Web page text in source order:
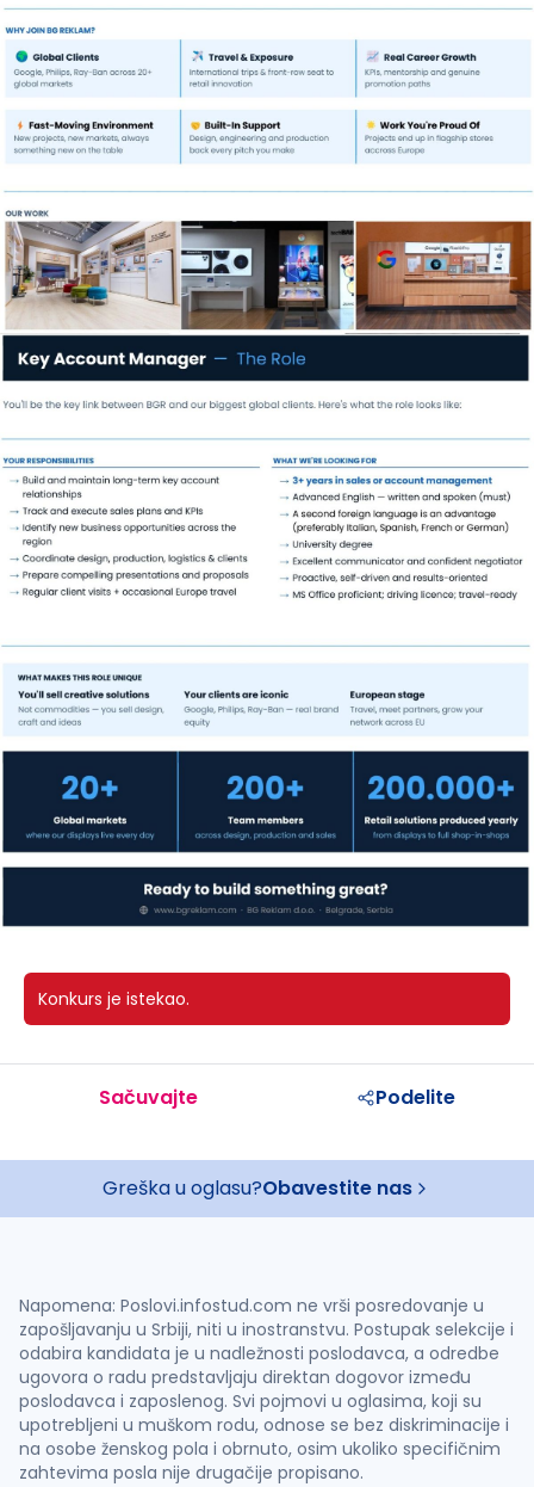
Konkurs je istekao.
Sačuvajte Podelite
Greška u oglasu?Obavestite nas
Napomena: Poslovi.infostud.com ne vrši posredovanje u
zapošljavanju u Srbiji, niti u inostranstvu. Postupak selekcije i
odabira kandidata je u nadležnosti poslodavca, a odredbe
ugovora o radu predstavljaju direktan dogovor između
poslodavca i zaposlenog. Svi pojmovi u oglasima, koji su
upotrebljeni u muškom rodu, odnose se bez diskriminacije i
na osobe ženskog pola i obrnuto, osim ukoliko specifičnim
zahtevima posla nije drugačije propisano.